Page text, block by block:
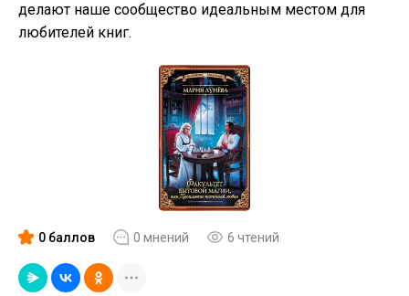
делают наше сообщество идеальным местом для
любителей книг.
0 баллов 0 мнений 6 чтений